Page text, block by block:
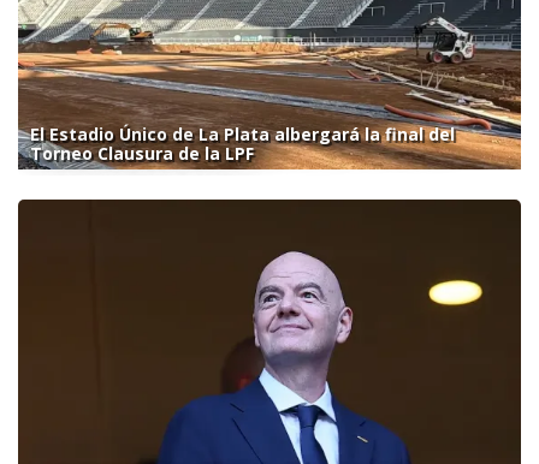
El Estadio Único de La Plata albergará la final del
Torneo Clausura de la LPF